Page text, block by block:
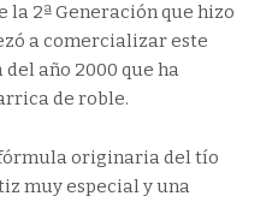
la 2ª Generación que hizo
a comercializar este
año 2000 que ha
de roble.
originaria del tío
muy especial y una